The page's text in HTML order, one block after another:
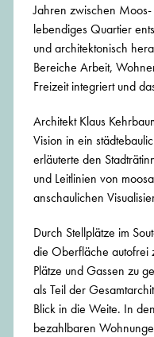
Jahren zwischen
lebendiges Quartier
und architektonisch
Bereiche Arbeit,
Freizeit integriert und
Architekt Klaus
Vision in ein
erläuterte den
und Leitlinien von
anschaulichen
Durch Stellplätze im
die Oberfläche autofrei
Plätze und Gassen zu
als Teil der
Blick in die Weite. In
bezahlbaren